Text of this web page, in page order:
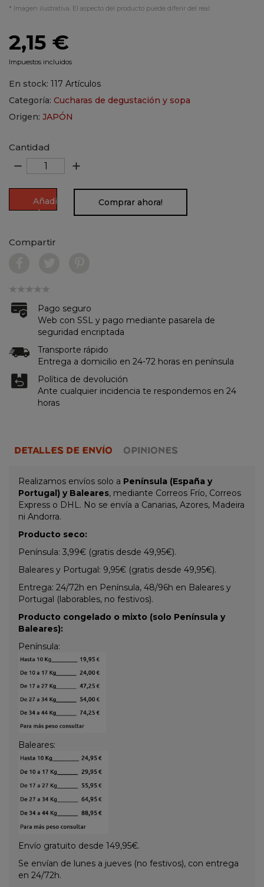
* Imagen ilustrativa. El aspecto del producto puede diferir del real.
2,15 €
Impuestos incluidos
En stock: 117 Artículos
Categoría: Cucharas de degustación y sopa
Origen: JAPÓN
Cantidad
remove add
Añadir
al
Comprar ahora!
Compartir
Pago seguro
Web con SSL y pago mediante pasarela de
seguridad encriptada
Transporte rápido
Entrega a domicilio en 24-72 horas en península
Política de devolución
Ante cualquier incidencia te respondemos en 24
horas
DETALLES DE ENVÍO OPINIONES
Realizamos envíos solo a Península (España y
Portugal) y Baleares, mediante Correos Frío, Correos
Express o DHL. No se envía a Canarias, Azores, Madeira
ni Andorra.
Producto seco:
Península: 3,99€ (gratis desde 49,95€).
Baleares y Portugal: 9,95€ (gratis desde 49,95€).
Entrega: 24/72h en Península, 48/96h en Baleares y
Portugal (laborables, no festivos).
Producto congelado o mixto (solo Península y
Baleares):
Península:
Baleares:
Envío gratuito desde 149,95€.
Se envían de lunes a jueves (no festivos), con entrega
en 24/72h.